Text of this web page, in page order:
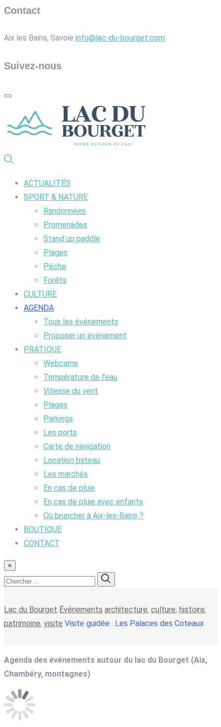
Contact
Aix les Bains, Savoie info@lac-du-bourget.com
Suivez-nous
ACTUALITÉS
SPORT & NATURE
Randonnées
Promenades
Stand up paddle
Plages
Pêche
Forêts
CULTURE
AGENDA
Tous les événements
Proposer un événement
PRATIQUE
Webcams
Température de l’eau
Vitesse du vent
Plages
Parkings
Les ports
Carte de navigation
Location bateau
Les marchés
En cas de pluie
En cas de pluie avec enfants
Où bruncher à Aix-les-Bains ?
BOUTIQUE
CONTACT
×
Lac du Bourget Événements architecture, culture, histoire,
patrimoine, visite Visite guidée : Les Palaces des Coteaux
Agenda des événements autour du lac du Bourget (Aix,
Chambéry, montagnes)